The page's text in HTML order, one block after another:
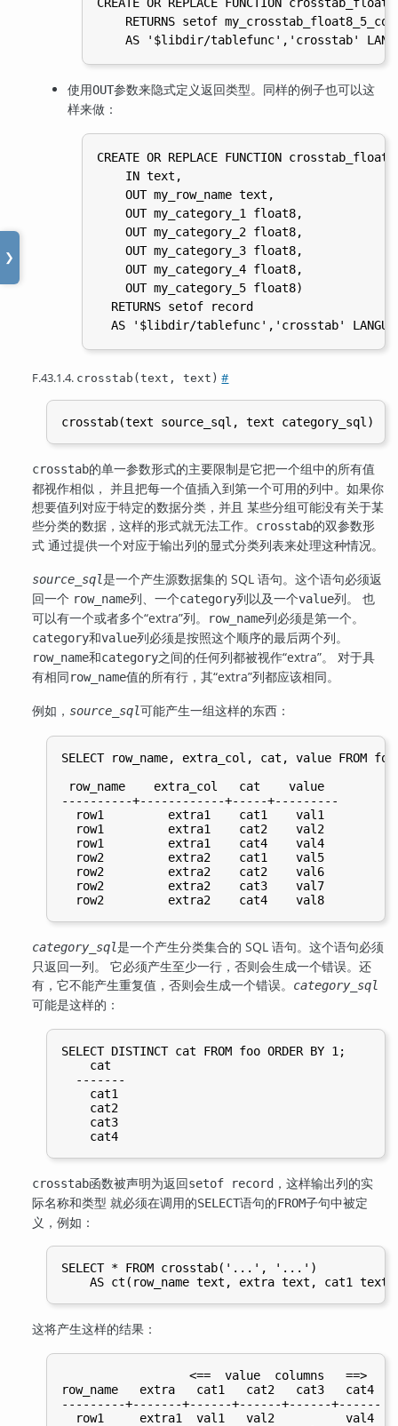
❯
RETURNS setof
使用OUT参数来隐式定义返回类型。同样的例子也可以这
样来做：
CREATE OR REPLACE FUNCTION
    IN text,
    OUT my_row_name text,
    OUT my_category_1 float8,
    OUT my_category_2 float8,
    OUT my_category_3 float8,
    OUT my_category_4 float8,
    OUT my_category_5 float8)
  RETURNS setof record
F.43.1.4. crosstab(text, text) #
crosstab的单一参数形式的主要限制是它把一个组中的所有值
都视作相似， 并且把每一个值插入到第一个可用的列中。如果你
想要值列对应于特定的数据分类，并且 某些分组可能没有关于某
些分类的数据，这样的形式就无法工作。
crosstab的双参数形
式 通过提供一个对应于输出列的显式分类列表来处理这种情况。
source_sql是一个产生源数据集的 SQL 语句。这个语句必须返
回一个 row_name列、一个category列以及一个value列。 也
可以有一个或者多个“extra”列。 row_name列必须是第一个。
category和value列必须是按照这个顺序的最后两个列。
row_name和category之间的任何列都被视作“extra”。 对于具
有相同row_name值的所有行，其“extra”列都应该相同。
例如， source_sql可能产生一组这样的东西：
SELECT row_name, extra_col, cat, value FROM foo
row_name    extra_col   cat    value
----------+------------+-----+---------
  row1         extra1    cat1    val1
  row1         extra1    cat2    val2
  row1         extra1    cat4    val4
  row2         extra2    cat1    val5
  row2         extra2    cat2    val6
  row2         extra2    cat3    val7
category_sql是一个产生分类集合的 SQL 语句。这个语句必须
只返回一列。 它必须产生至少一行，否则会生成一个错误。还
有，它不能产生重复值，否则会生成一个错误。
category_sql
可能是这样的：
SELECT DISTINCT cat FROM foo ORDER BY 1;
    cat
  -------
    cat1
    cat2
    cat3
crosstab函数被声明为返回setof record ，这样输出列的实
际名称和类型 就必须在调用的SELECT语句的FROM子句中被定
义，例如：
SELECT * FROM crosstab('...', '...')
这将产生这样的结果：
                  <==  value  columns   ==>
row_name   extra   cat1   cat2   cat3   cat4
---------+-------+------+------+------+------
  row1     extra1  val1   val2          val4